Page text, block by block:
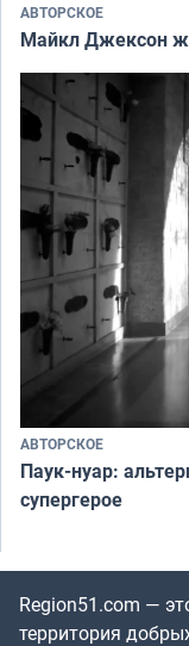
АВТОРСКОЕ
Майкл Джексон
АВТОРСКОЕ
Паук-нуар:
супергерое
Region51.com —
территория